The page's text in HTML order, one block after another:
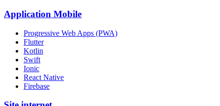
Application Mobile
Progressive Web Apps (PWA)
Flutter
Kotlin
Swift
Ionic
React Native
Firebase